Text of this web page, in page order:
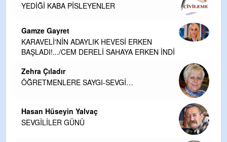
YEDİĞİ KABA PİSLEYENLER
Gamze Gayret
KARAVELİ'NİN ADAYLIK HEVESİ ERKEN
BAŞLADI!.../CEM DERELİ SAHAYA ERKEN İNDİ
Zehra Çıladır
ÖĞRETMENLERE SAYGI-SEVGİ…
Hasan Hüseyin Yalvaç
SEVGİLİLER GÜNÜ